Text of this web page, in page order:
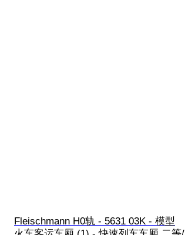
Fleischmann H0轨 - 5631 03K - 模型